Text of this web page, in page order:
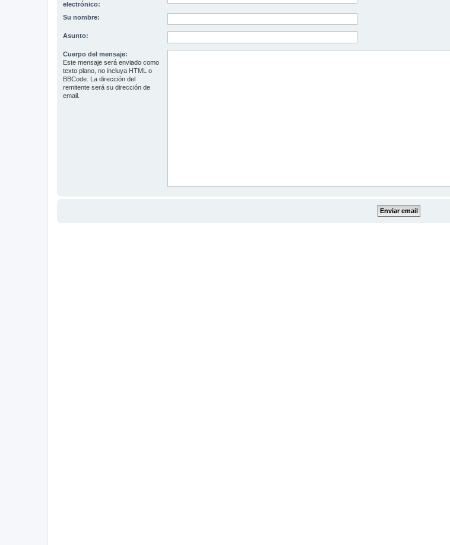
electrónico:
Su nombre:
Asunto:
Cuerpo del mensaje:
Este mensaje será enviado como
texto plano, no incluya HTML o
BBCode. La dirección del
remitente será su dirección de
email.